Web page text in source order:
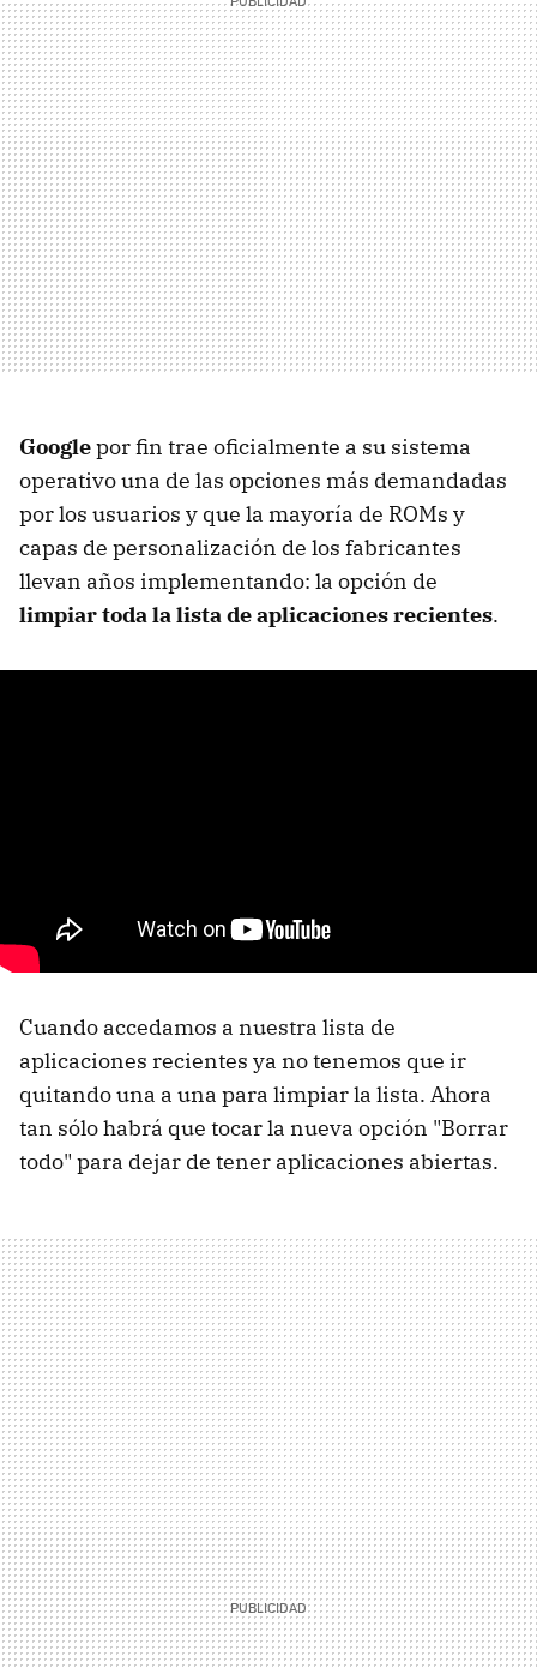
Googlepor fin trae oficialmente a su sistema
operativo una de las opciones más demandadas
por los usuarios y que la mayoría de ROMs y
capas de personalización de los fabricantes
llevan años implementando: la opción de
limpiar toda la lista de aplicaciones recientes.
Cuando accedamos a nuestra lista de
aplicaciones recientes ya no tenemos que ir
quitando una a una para limpiar la lista. Ahora
tan sólo habrá que tocar la nueva opción "Borrar
todo" para dejar de tener aplicaciones abiertas.